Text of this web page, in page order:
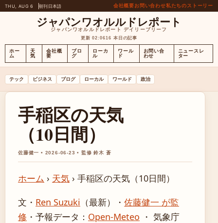
THU, AUG 6 朝刊日本語 会社概要お問い合わせ私たちのストーリー
ジャパンワオルルドレポート
ジャパンワオルルドレポート デイリーブリーフ
更新 02:0616 本日の記事
ホー
ム
天
気
会社概
要
ブロ
グ
ローカ
ル
ワール
ド
お問い合
わせ
ニュースレ
ター
テック ビジネス ブログ ローカル ワールド 政治
手稲区の天気
（10日間）
佐藤健一 • 2026-06-23 • 監修 鈴木 蒼
ホーム › 天気 › 手稲区の天気（10日間）
文・ Ren Suzuki （最新） ・ 佐藤健一 が監
修 ・ 予報データ： Open-Meteo ・ 気象庁